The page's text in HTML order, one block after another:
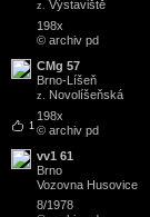
z. Výstaviště
198x
© archiv pd
1
CMg 57
Brno-Líšeň
z. Novolíšeňská
198x
© archiv pd
vv1 61
Brno
Vozovna Husovice
8/1978